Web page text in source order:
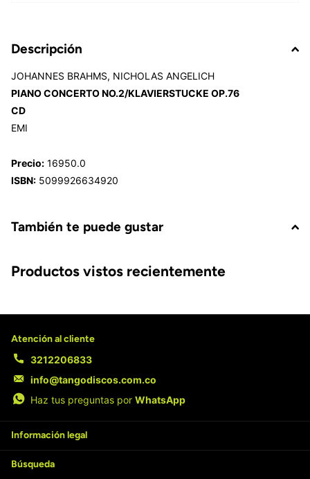
Descripción
JOHANNES BRAHMS, NICHOLAS ANGELICH
PIANO CONCERTO NO.2/KLAVIERSTUCKE OP.76
CD
EMI
Precio: 16950.0
ISBN: 5099926634920
También te puede gustar
Productos vistos recientemente
Atención al cliente
3212206833
info@tangodiscos.com.co
Haz tus preguntas por WhatsApp
Información legal
Búsqueda